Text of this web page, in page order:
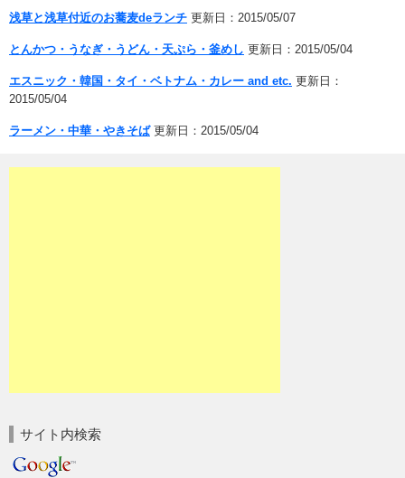
浅草と浅草付近のお蕎麦deランチ 更新日：2015/05/07
とんかつ・うなぎ・うどん・天ぷら・釜めし 更新日：2015/05/04
エスニック・韓国・タイ・ベトナム・カレー and etc. 更新日：
2015/05/04
ラーメン・中華・やきそば更新日：2015/05/04
サイト内検索